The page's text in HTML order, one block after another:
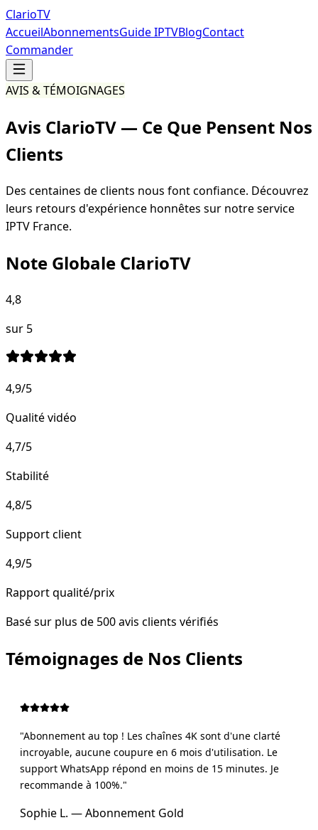
ClarioTV
AccueilAbonnementsGuide IPTVBlogContact
Commander
AVIS & TÉMOIGNAGES
Avis ClarioTV — Ce Que Pensent Nos
Clients
Des centaines de clients nous font confiance. Découvrez
leurs retours d'expérience honnêtes sur notre service
IPTV France.
Note Globale ClarioTV
4,8
sur 5
4,9/5
Qualité vidéo
4,7/5
Stabilité
4,8/5
Support client
4,9/5
Rapport qualité/prix
Basé sur plus de 500 avis clients vérifiés
Témoignages de Nos Clients
"Abonnement au top ! Les chaînes 4K sont d'une clarté
incroyable, aucune coupure en 6 mois d'utilisation. Le
support WhatsApp répond en moins de 15 minutes. Je
recommande à 100%."
Sophie L. — Abonnement Gold